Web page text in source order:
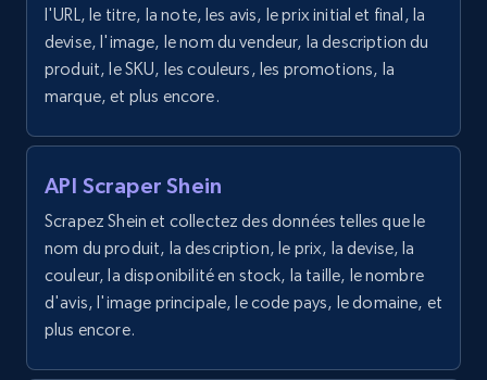
Best Buy products - Collect data on
products using specified keywords
URL, Product id, Title, Images, Final price,
1.1K+ 149+
Lowes.com
URL, Domain, Marketplace pn, Sku, Other pn,
more.
l'URL, le titre, la note, les avis, le prix initial et final, la
devise, l'image, le nom du vendeur, la description du
produit, le SKU, les couleurs, les promotions, la
marque, et plus encore.
API Scraper Shein
Scrapez Shein et collectez des données telles que le
nom du produit, la description, le prix, la devise, la
couleur, la disponibilité en stock, la taille, le nombre
d'avis, l'image principale, le code pays, le domaine, et
plus encore.